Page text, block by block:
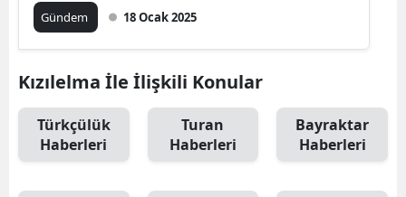
Gündem 18 Ocak 2025
Kızılelma İle İlişkili Konular
Türkçülük
Haberleri
Turan
Haberleri
Bayraktar
Haberleri